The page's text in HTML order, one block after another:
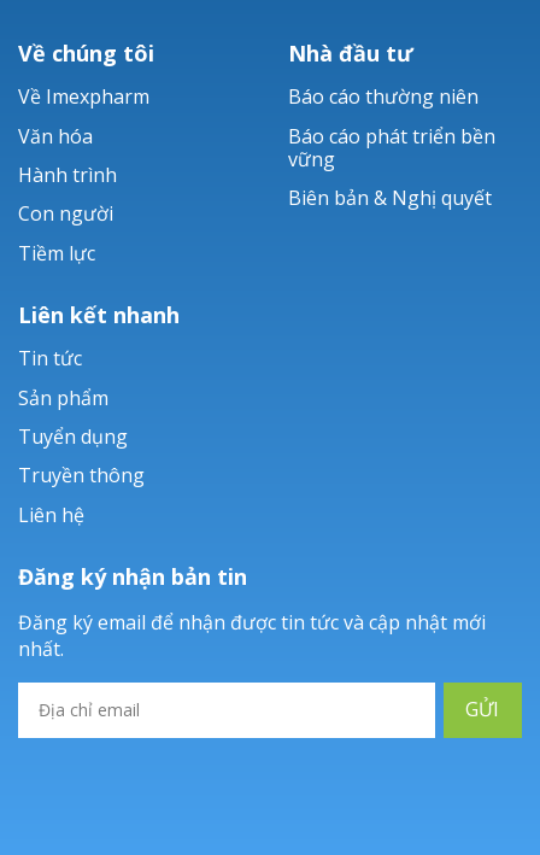
Về chúng tôi
Về Imexpharm
Văn hóa
Hành trình
Con người
Tiềm lực
Nhà đầu tư
Báo cáo thường niên
Báo cáo phát triển bền
vững
Biên bản & Nghị quyết
Liên kết nhanh
Tin tức
Sản phẩm
Tuyển dụng
Truyền thông
Liên hệ
Đăng ký nhận bản tin
Đăng ký email để nhận được tin tức và cập nhật mới
nhất.
GỬI